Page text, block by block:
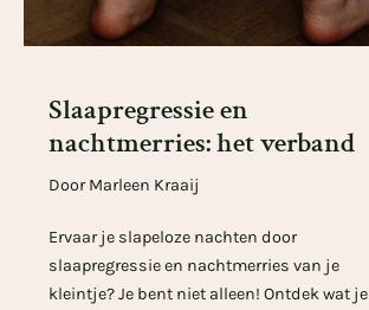
Slaapregressie en
nachtmerries: het verband
Door Marleen Kraaij
Ervaar je slapeloze nachten door
slaapregressie en nachtmerries van je
kleintje? Je bent niet alleen! Ontdek wat je